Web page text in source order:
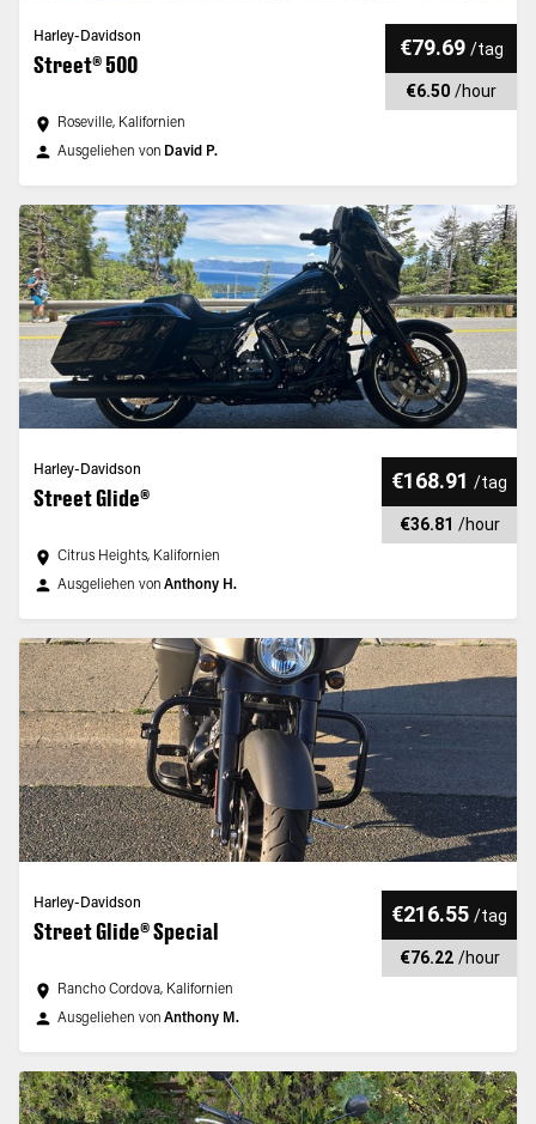
Harley-Davidson
Street® 500
€79.69 /tag
€6.50 /hour
Roseville, Kalifornien
Ausgeliehen von David P.
Harley-Davidson
Street Glide®
€168.91 /tag
€36.81 /hour
Citrus Heights, Kalifornien
Ausgeliehen von Anthony H.
Harley-Davidson
Street Glide® Special
€216.55 /tag
€76.22 /hour
Rancho Cordova, Kalifornien
Ausgeliehen von Anthony M.